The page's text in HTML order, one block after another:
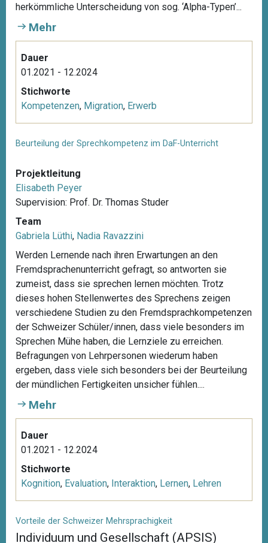
herkömmliche Unterscheidung von sog. ‘Alpha-Typen’...
Mehr
Dauer
01.2021 - 12.2024
Stichworte
Kompetenzen, Migration, Erwerb
Beurteilung der Sprechkompetenz im DaF-Unterricht
Projektleitung
Elisabeth Peyer
Supervision: Prof. Dr. Thomas Studer
Team
Gabriela Lüthi, Nadia Ravazzini
Werden Lernende nach ihren Erwartungen an den
Fremdsprachenunterricht gefragt, so antworten sie
zumeist, dass sie sprechen lernen möchten. Trotz
dieses hohen Stellenwertes des Sprechens zeigen
verschiedene Studien zu den Fremdsprachkompetenzen
der Schweizer Schüler/innen, dass viele besonders im
Sprechen Mühe haben, die Lernziele zu erreichen.
Befragungen von Lehrpersonen wiederum haben
ergeben, dass viele sich besonders bei der Beurteilung
der mündlichen Fertigkeiten unsicher fühlen....
Mehr
Dauer
01.2021 - 12.2024
Stichworte
Kognition, Evaluation, Interaktion, Lernen, Lehren
Vorteile der Schweizer Mehrsprachigkeit
Individuum und Gesellschaft (APSIS)